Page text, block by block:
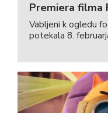
Premiera filma
Vabljeni k ogledu
potekala 8.